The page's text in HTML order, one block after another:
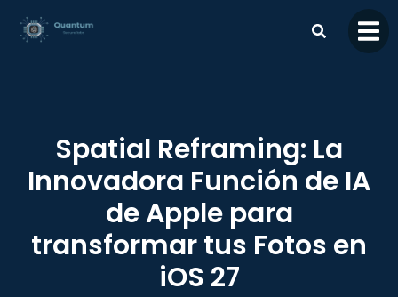
contenido
Spatial Reframing: La
Innovadora Función de IA
de Apple para
transformar tus Fotos en
iOS 27